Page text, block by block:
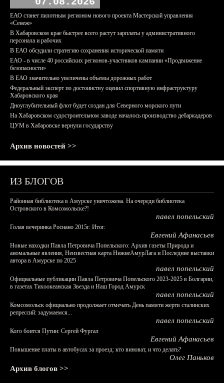
ЕАО станет пилотным регионом нового проекта Мастерской управления
«Сенеж»
В Хабаровском крае быстрее всего растут зарплаты у административного
персонала и рабочих
В ЕАО обсудили стратегию сохранения исторической памяти
ЕАО - в числе 40 российских регионов-участников кампании «Продвижение
безопасности»
В ЕАО значительно увеличены объемы дорожных работ
Федеральный эксперт по достоинству оценил спортивную инфраструктуру
Хабаровского края
Дноуглубительный флот будет создан для Северного морского пути
На Хабаровском судостроительном заводе началось производство дебаркадеров
ЦУМ в Хабаровске вернули государству
Архив новостей >>
ИЗ БЛОГОВ
Районная библиотека в Амурске уничтожена. На очереди библиотека
Островского в Комсомольске?!
павел попельский
Голая вечеринка Роснано 2015г. Итог.
Евгений Афанасьев
Новые находки Павла Петровича Попельского: Архив газеты Природа и
аномальные явления, Неизвестная карта НижнеАмурЛага и Последние выставки
автора в Амурске по 2025
павел попельский
Официальные публикации Павла Петровича Попельского 2023-2025 в Болгарии,
в газетах Тихоокеанская Звезда и Наш Город Амурск
павел попельский
Комсомольск официально продолжает отмечать День памяти жертв сталинских
репрессий: задумаемся...
павел попельский
Кого боится Путин: Сергей Фургал
Евгений Афанасьев
Повышение платы в автобусах за проезд: кто виноват, и что делать?
Олег Паньков
Архив блогов >>